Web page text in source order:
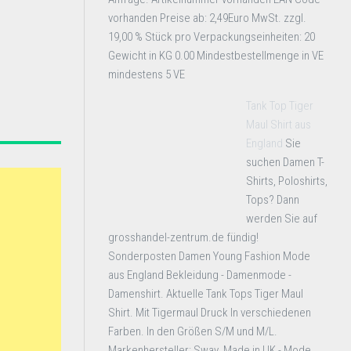
vorhanden Preise ab: 2,49Euro MwSt. zzgl.
19,00 % Stück pro Verpackungseinheiten: 20
Gewicht in KG 0.00 Mindestbestellmenge in VE
mindestens 5 VE
Tank Top Tiger
Maul Shirt aus
England Sie
suchen Damen T-
Shirts, Poloshirts,
Tops? Dann
werden Sie auf
grosshandel-zentrum.de fündig!
Sonderposten Damen Young Fashion Mode
aus England Bekleidung - Damenmode -
Damenshirt. Aktuelle Tank Tops Tiger Maul
Shirt. Mit Tigermaul Druck In verschiedenen
Farben. In den Größen S/M und M/L.